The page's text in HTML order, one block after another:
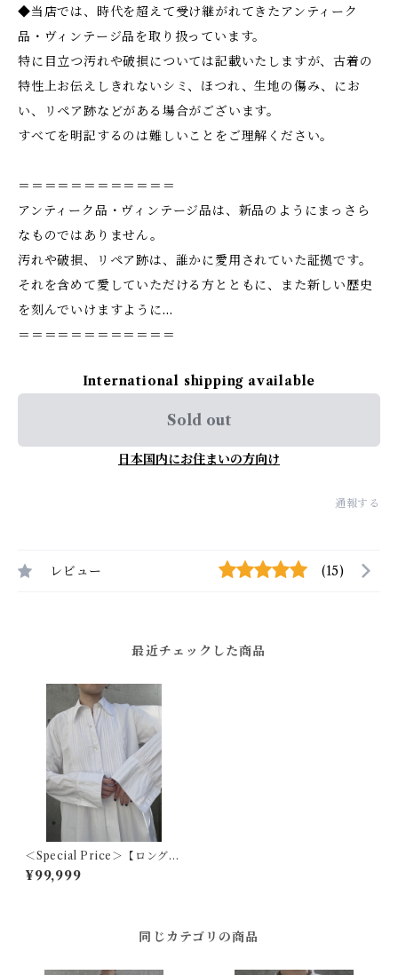
◆当店では、時代を超えて受け継がれてきたアンティーク
品・ヴィンテージ品を取り扱っています。
特に目立つ汚れや破損については記載いたしますが、古着の
特性上お伝えしきれないシミ、ほつれ、生地の傷み、にお
い、リペア跡などがある場合がございます。
すべてを明記するのは難しいことをご理解ください。
＝＝＝＝＝＝＝＝＝＝＝＝
アンティーク品・ヴィンテージ品は、新品のようにまっさら
なものではありません。
汚れや破損、リペア跡は、誰かに愛用されていた証拠です。
それを含めて愛していただける方とともに、また新しい歴史
を刻んでいけますように…
＝＝＝＝＝＝＝＝＝＝＝＝
International shipping available
Sold out
日本国内にお住まいの方向け
通報する
レビュー (15)
最近チェックした商品
＜Special Price＞【ロングカ
ラーフレンチ】1920s フラン
スアンティークドレスシャツ
¥99,999
同じカテゴリの商品